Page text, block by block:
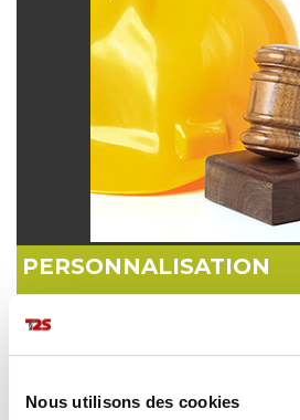
Nous utilisons des cookies
PERSONNALISATION
EN SAVOIR PLUS